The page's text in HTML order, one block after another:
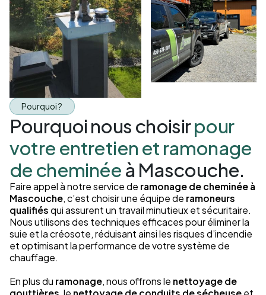
Pourquoi ?
Pourquoi nous choisirpour
votre entretien et ramonage
de cheminée à Mascouche.
Faire appel à notre service de ramonage de cheminée à
Mascouche, c’est choisir une équipe de ramoneurs
qualifiés qui assurent un travail minutieux et sécuritaire.
Nous utilisons des techniques efficaces pour éliminer la
suie et la créosote, réduisant ainsi les risques d’incendie
et optimisant la performance de votre système de
chauffage.
En plus du ramonage, nous offrons le nettoyage de